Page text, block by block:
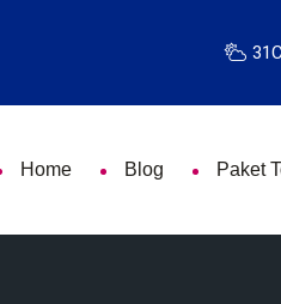
Home Blog Paket